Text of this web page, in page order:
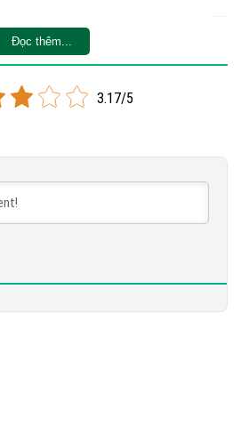
các nhà phát triển đã sửa một
tác với Realms: việc mua
mua và gia hạn lại trên
đó 1.19.71.02
Đọc thêm...
3.17/5